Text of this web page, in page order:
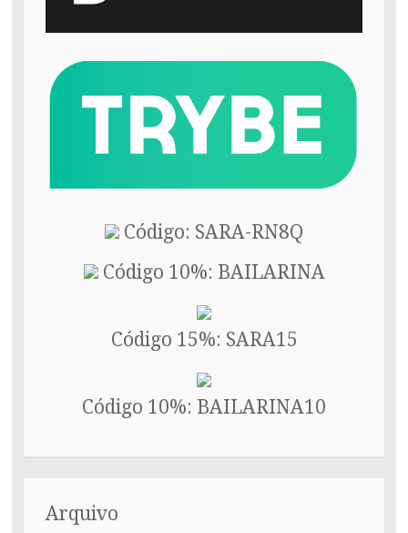
Código: SARA-RN8Q
Código 10%: BAILARINA
Código 15%: SARA15
Código 10%: BAILARINA10
Arquivo